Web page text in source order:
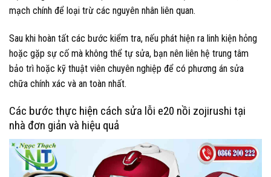
mạch chính để loại trừ các nguyên nhân liên quan.
Sau khi hoàn tất các bước kiểm tra, nếu phát hiện ra linh kiện hỏng
hoặc gặp sự cố mà không thể tự sửa, bạn nên liên hệ trung tâm
bảo trì hoặc kỹ thuật viên chuyên nghiệp để có phương án sửa
chữa chính xác và an toàn nhất.
Các bước thực hiện cách sửa lỗi e20 nồi zojirushi tại
nhà đơn giản và hiệu quả